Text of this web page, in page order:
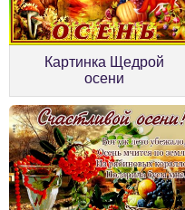
Картинка Щедрой
осени